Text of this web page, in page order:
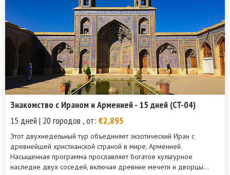
Знакомство с Ираном и Арменией - 15 дней (CT-04)
15 дней | 20 городов , от:€2,895
Этот двухнедельный тур объединяет экзотический Иран с
древнейшей христианской страной в мире, Арменией.
Насыщенная программа прославляет богатое культурное
наследие двух соседей, включая древние мечети и дворцы...